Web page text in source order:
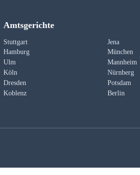
Amtsgerichte
Stuttgart
Jena
Hamburg
München
Ulm
Mannheim
Köln
Nürnberg
Dresden
Potsdam
Koblenz
Berlin